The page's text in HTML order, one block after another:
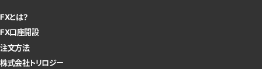
FXとは？
FX口座開設
注文方法
株式会社トリロジー